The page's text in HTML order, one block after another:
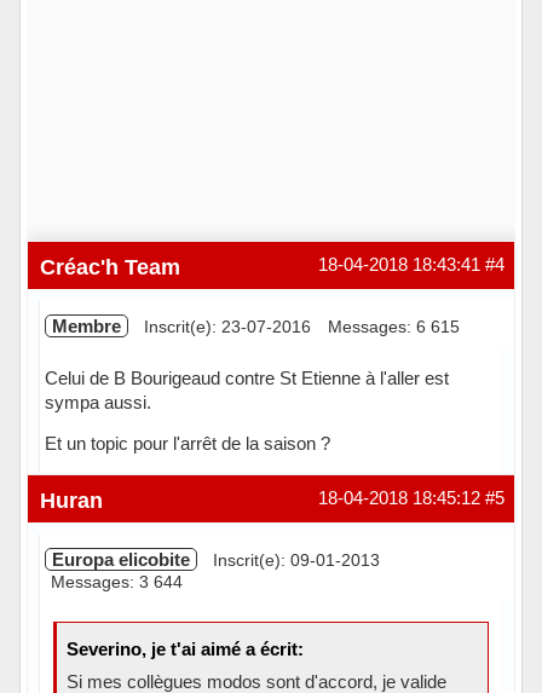
#4
18-04-2018 18:43:41
Créac'h Team
Membre Inscrit(e): 23-07-2016 Messages: 6 615
Celui de B Bourigeaud contre St Etienne à l'aller est
sympa aussi.
Et un topic pour l'arrêt de la saison ?
Hors ligne #5
18-04-2018 18:45:12
Huran
Europa elicobite
Inscrit(e): 09-01-2013
Messages: 3 644
Severino, je t'ai aimé a écrit:
Si mes collègues modos sont d'accord, je valide